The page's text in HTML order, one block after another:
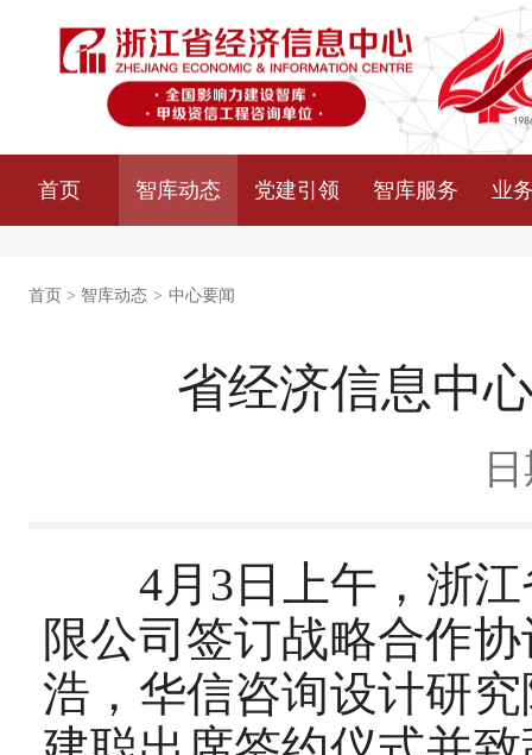
首页 智库动态 党建引领 智库服务 业
首页 > 智库动态 > 中心要闻
省经济信息中
4月3日上午，浙江
限公司签订战略合作
浩，华信咨询设计研